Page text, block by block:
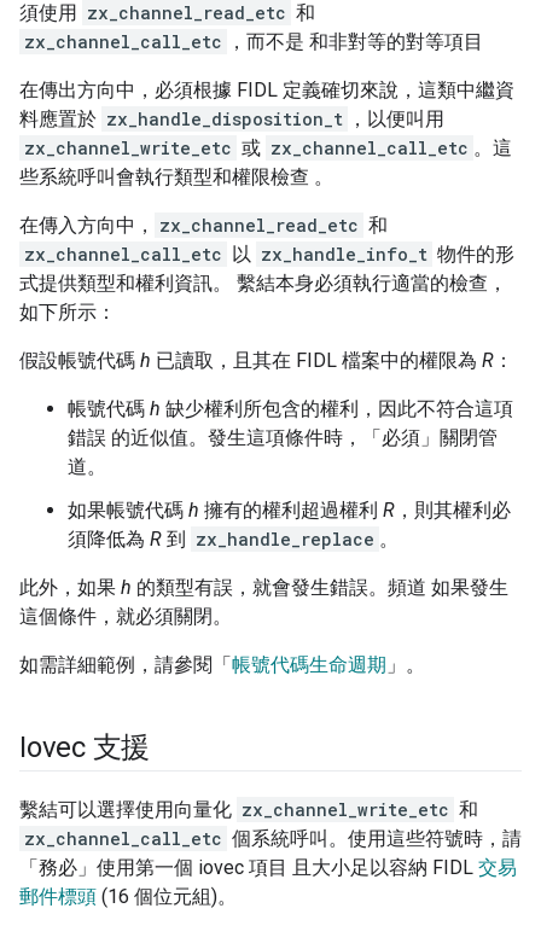
須使用 zx_channel_read_etc 和
zx_channel_call_etc
，而不是 和非對等的對等項目
在傳出方向中，必須根據 FIDL 定義確切來說，這類中繼資
料應置於 zx_handle_disposition_t ，以便叫用
zx_channel_write_etc 或 zx_channel_call_etc 。這
些系統呼叫會執行類型和權限檢查 。
在傳入方向中， zx_channel_read_etc 和
zx_channel_call_etc 以 zx_handle_info_t 物件的形
式提供類型和權利資訊。 繫結本身必須執行適當的檢查，
如下所示：
假設帳號代碼 h 已讀取，且其在 FIDL 檔案中的權限為 R ：
帳號代碼 h 缺少權利所包含的權利，因此不符合這項
錯誤 的近似值。發生這項條件時，「必須」關閉管
道。
如果帳號代碼 h 擁有的權利超過權利 R ，則其權利必
須降低為 R 到 zx_handle_replace 。
此外，如果 h 的類型有誤，就會發生錯誤。頻道 如果發生
這個條件，就必須關閉。
如需詳細範例，請參閱「帳號代碼生命週期 」。
Iovec 支援
繫結可以選擇使用向量化 zx_channel_write_etc 和
zx_channel_call_etc 個系統呼叫。使用這些符號時，請
「務必」使用第一個 iovec 項目 且大小足以容納 FIDL 交易
郵件標頭 (16 個位元組)。